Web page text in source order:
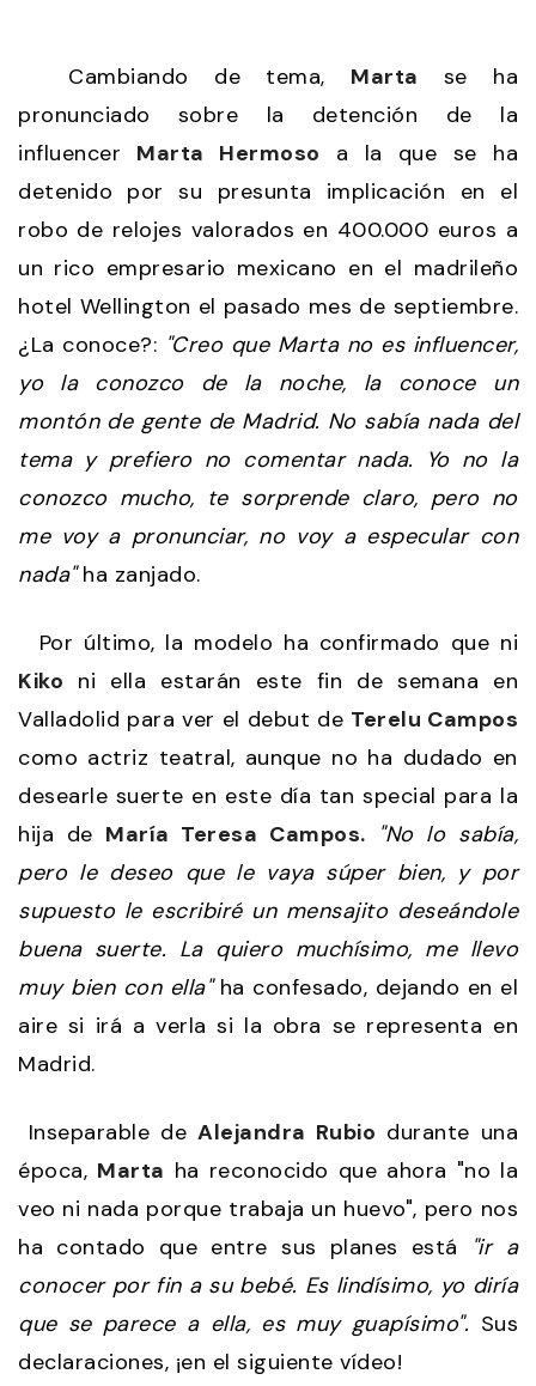
Cambiando de tema, Marta se ha
pronunciado sobre la detención de la
influencer Marta Hermoso a la que se ha
detenido por su presunta implicación en el
robo de relojes valorados en 400.000 euros a
un rico empresario mexicano en el madrileño
hotel Wellington el pasado mes de septiembre.
¿La conoce?: "Creo que Marta no es influencer,
yo la conozco de la noche, la conoce un
montón de gente de Madrid. No sabía nada del
tema y prefiero no comentar nada. Yo no la
conozco mucho, te sorprende claro, pero no
me voy a pronunciar, no voy a especular con
nada"ha zanjado.
Por último, la modelo ha confirmado que ni
Kiko ni ella estarán este fin de semana en
Valladolid para ver el debut de Terelu Campos
como actriz teatral, aunque no ha dudado en
desearle suerte en este día tan special para la
hija de María Teresa Campos. "No lo sabía,
pero le deseo que le vaya súper bien, y por
supuesto le escribiré un mensajito deseándole
buena suerte. La quiero muchísimo, me llevo
muy bien con ella"ha confesado, dejando en el
aire si irá a verla si la obra se representa en
Madrid.
Inseparable deAlejandra Rubio durante una
época, Marta ha reconocido que ahora "no la
veo ni nada porque trabaja un huevo", pero nos
ha contado que entre sus planes está
"ir a
conocer por fin a su bebé. Es lindísimo, yo diría
que se parece a ella, es muy guapísimo". Sus
declaraciones, ¡en el siguiente vídeo!